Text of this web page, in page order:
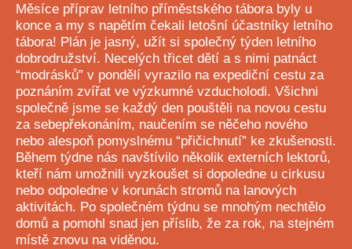
Měsíce příprav letního příměstského tábora byly u
konce a my s napětím čekali letošní účastníky letního
tábora! Plán je jasný, užít si společný týden letního
dobrodružství. Necelých třicet dětí a s nimi patnáct
“modrásků” v pondělí vyrazilo na expediční cestu za
poznáním zvířat ve výzkumné vzducholodi. Všichni
společně jsme se každý den pouštěli na novou cestu
za sebepřekonáním, naučením se něčeho nového
nebo alespoň pomyslnému “přičichnutí” ke zkušenosti.
Během týdne nás navštívilo několik externích lektorů,
kteří nám umožnili vyzkoušet si dopoledne u cirkusu
nebo odpoledne v korunách stromů na lanových
aktivitách. Po společném týdnu se mnohým nechtělo
domů a pomohl snad jen příslib, že za rok, na stejném
místě znovu na viděnou.